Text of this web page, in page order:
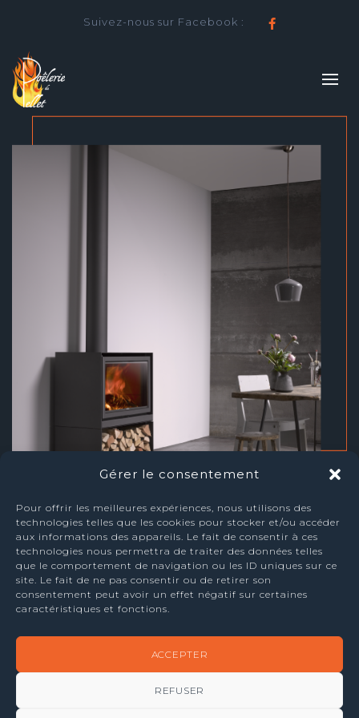
Gérer le consentement
Pour offrir les meilleures expériences, nous utilisons des
technologies telles que les cookies pour stocker et/ou accéder
aux informations des appareils. Le fait de consentir à ces
technologies nous permettra de traiter des données telles
que le comportement de navigation ou les ID uniques sur ce
site. Le fait de ne pas consentir ou de retirer son
consentement peut avoir un effet négatif sur certaines
caractéristiques et fonctions.
ACCEPTER
REFUSER
Suivez-nous sur Facebook : Facebook
ADRESSE
Place Albert 1 er n° 31
7160 Godarville
FAX +32 (0) 67 87 09 66
TVA BE-0521.787.348
NOS RÉALISATIONS sur